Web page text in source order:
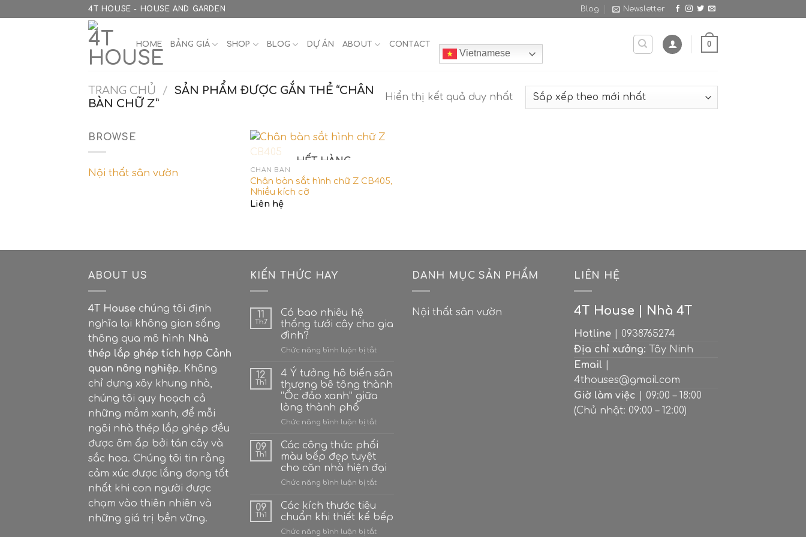
to
4T HOUSE - HOUSE AND GARDEN Blog Newsletter
HOME BẢNG GIÁ SHOP BLOG DỰ ÁN ABOUT CONTACT
Vietnamese
0
TRANG CHỦ / SẢN PHẨM ĐƯỢC GẮN THẺ “CHÂN
BÀN CHỮ Z”
Hiển thị kết quả duy nhất
BROWSE
Nội thất sân vườn
HẾT HÀNG
CHÂN BÀN
Chân bàn sắt hình chữ Z CB405,
Nhiều kích cỡ
Liên hệ
ABOUT US
4T House chúng tôi định
nghĩa lại không gian sống
thông qua mô hình Nhà
thép lắp ghép tích hợp Cảnh
quan nông nghiệp. Không
chỉ dựng xây khung nhà,
chúng tôi quy hoạch cả
những mầm xanh, để mỗi
ngôi nhà thép lắp ghép đều
được ôm ấp bởi tán cây và
sắc hoa. Chúng tôi tin rằng
cảm xúc được lắng đọng tốt
nhất khi con người được
chạm vào thiên nhiên và
những giá trị bền vững.
KIẾN THỨC HAY
11
Th7
Có bao nhiêu hệ
thống tưới cây cho gia
đình?
Chức năng bình luận bị tắtở
bao
nhiêu
hệ
thống
cây
gia
12
Th1
4 Ý tưởng hô biến sân
thượng bê tông thành
“Ốc đảo xanh” giữa
lòng thành phố
Chức năng bình luận bị tắtở
Ý
hô
biến
sân
tông
thành
“Ốc
09
Th1
Các công thức phối
màu bếp đẹp tuyệt
cho căn nhà hiện đại
Chức năng bình luận bị tắtở
thức
phối
màu
09
Th1
Các kích thước tiêu
chuẩn khi thiết kế bếp
Chức năng bình luận bị tắtở
DANH MỤC SẢN PHẨM
Nội thất sân vườn
LIÊN HỆ
4T House | Nhà 4T
Hotline | 0938765274
Địa chỉ xưởng: Tây Ninh
Email
4thouses@gmail.com
Giờ làm việc | 09:00 – 18:00
(Chủ nhật: 09:00 – 12:00)